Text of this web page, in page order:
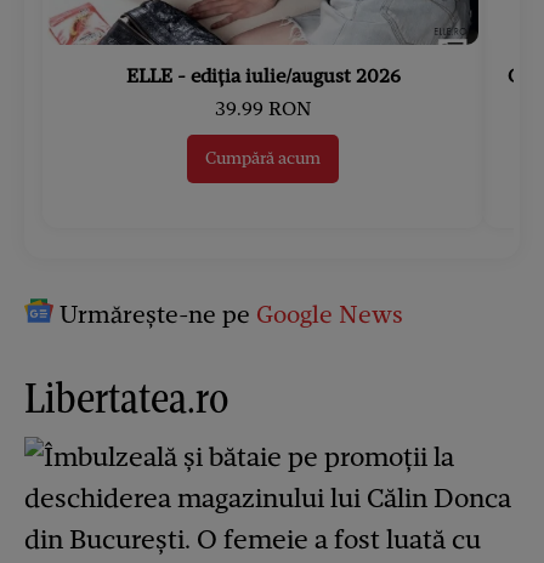
ELLE - ediția iulie/august 2026
39.99 RON
Cumpără acum
Urmărește-ne pe Google News
Libertatea.ro